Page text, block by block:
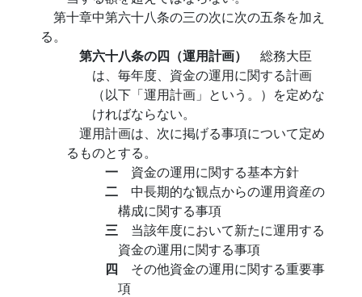
第十章中第六十八条の三の次に次の五条を加え
る。
第六十八条の四（運用計画） 総務大臣
は、毎年度、資金の運用に関する計画
（以下「運用計画」という。）を定めな
ければならない。
運用計画は、次に掲げる事項について定め
るものとする。
一 資金の運用に関する基本方針
二 中長期的な観点からの運用資産の
構成に関する事項
三 当該年度において新たに運用する
資金の運用に関する事項
四 その他資金の運用に関する重要事
項